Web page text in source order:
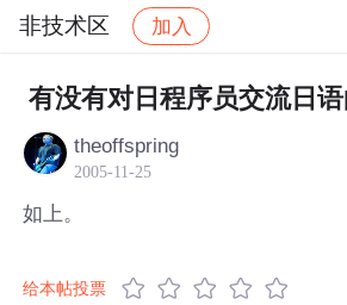
非技术区 加入
社区 非技术区 帖子详情
有没有对日程序员交流日
theoffspring
2005-11-25
如上。
给本帖投票